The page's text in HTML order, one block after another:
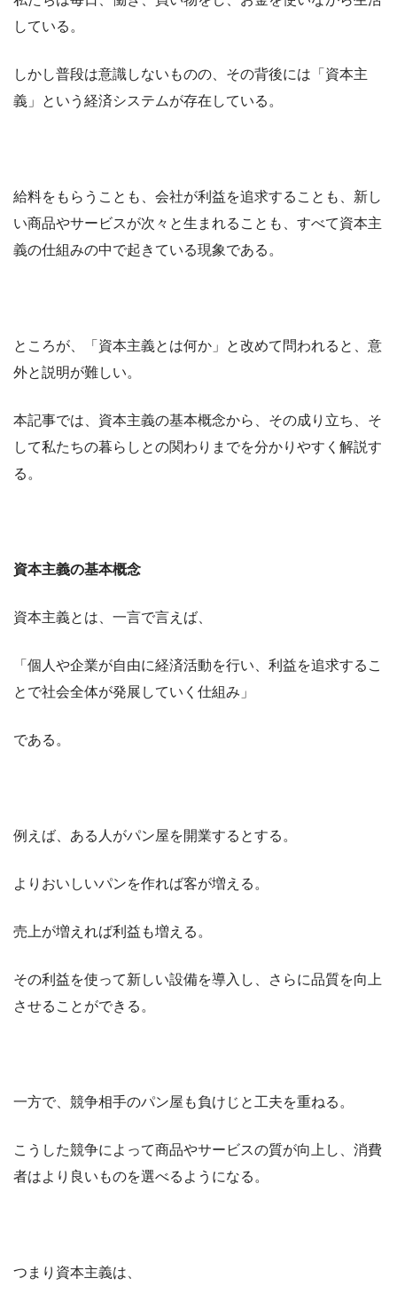
している。
しかし普段は意識しないものの、その背後には「資本主
義」という経済システムが存在している。
給料をもらうことも、会社が利益を追求することも、新し
い商品やサービスが次々と生まれることも、すべて資本主
義の仕組みの中で起きている現象である。
ところが、「資本主義とは何か」と改めて問われると、意
外と説明が難しい。
本記事では、資本主義の基本概念から、その成り立ち、そ
して私たちの暮らしとの関わりまでを分かりやすく解説す
る。
資本主義の基本概念
資本主義とは、一言で言えば、
「個人や企業が自由に経済活動を行い、利益を追求するこ
とで社会全体が発展していく仕組み」
である。
例えば、ある人がパン屋を開業するとする。
よりおいしいパンを作れば客が増える。
売上が増えれば利益も増える。
その利益を使って新しい設備を導入し、さらに品質を向上
させることができる。
一方で、競争相手のパン屋も負けじと工夫を重ねる。
こうした競争によって商品やサービスの質が向上し、消費
者はより良いものを選べるようになる。
つまり資本主義は、